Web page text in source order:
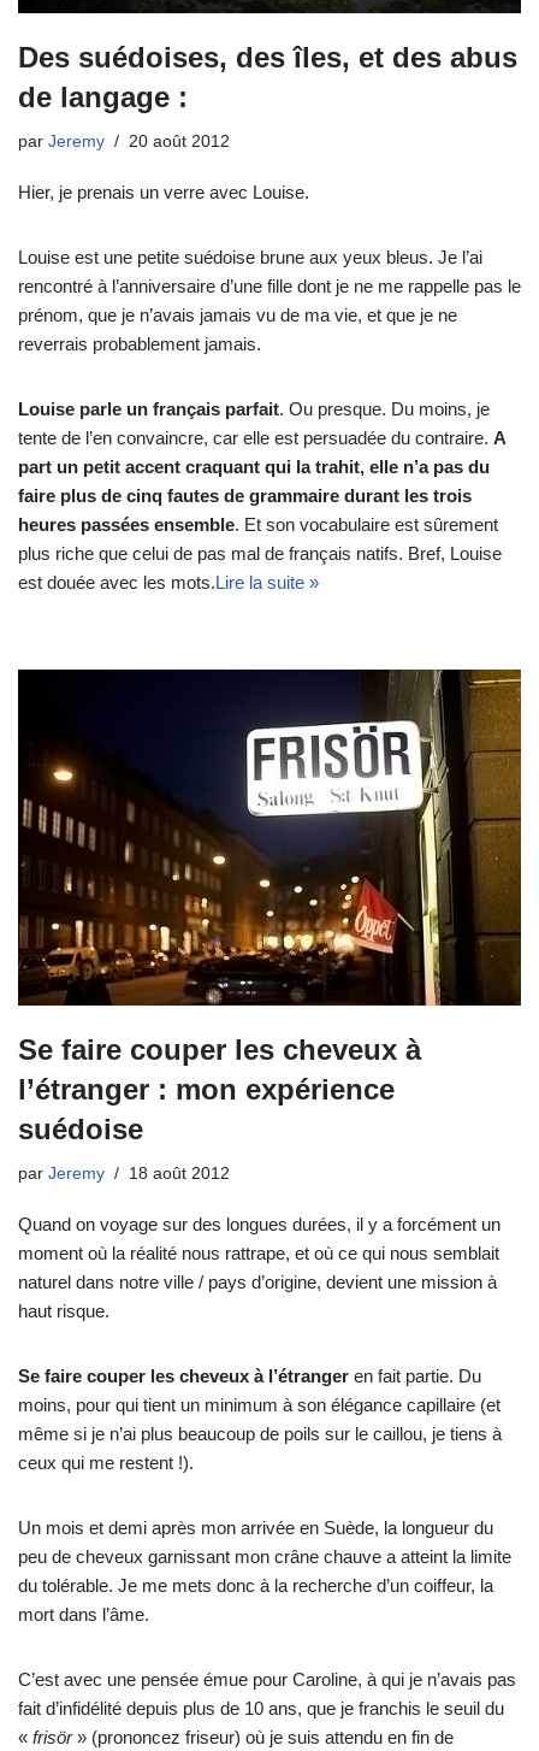
Des suédoises, des îles, et des abus
de langage :
par Jeremy 20 août 2012
Hier, je prenais un verre avec Louise.
Louise est une petite suédoise brune aux yeux bleus. Je l’ai
rencontré à l’anniversaire d’une fille dont je ne me rappelle pas le
prénom, que je n’avais jamais vu de ma vie, et que je ne
reverrais probablement jamais.
Louise parle un français parfait. Ou presque. Du moins, je
tente de l’en convaincre, car elle est persuadée du contraire. A
part un petit accent craquant qui la trahit, elle n’a pas du
faire plus de cinq fautes de grammaire durant les trois
heures passées ensemble. Et son vocabulaire est sûrement
plus riche que celui de pas mal de français natifs. Bref, Louise
est douée avec les mots.Lire la suite »
Se faire couper les cheveux à
l’étranger : mon expérience
suédoise
par Jeremy 18 août 2012
Quand on voyage sur des longues durées, il y a forcément un
moment où la réalité nous rattrape, et où ce qui nous semblait
naturel dans notre ville / pays d’origine, devient une mission à
haut risque.
Se faire couper les cheveux à l’étranger en fait partie. Du
moins, pour qui tient un minimum à son élégance capillaire (et
même si je n’ai plus beaucoup de poils sur le caillou, je tiens à
ceux qui me restent !).
Un mois et demi après mon arrivée en Suède, la longueur du
peu de cheveux garnissant mon crâne chauve a atteint la limite
du tolérable. Je me mets donc à la recherche d’un coiffeur, la
mort dans l’âme.
C’est avec une pensée émue pour Caroline, à qui je n’avais pas
fait d’infidélité depuis plus de 10 ans, que je franchis le seuil du
« frisör» (prononcez friseur) où je suis attendu en fin de